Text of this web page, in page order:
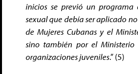
inicios se previó un programa
sexual que debía ser aplicado
de Mujeres Cubanas y el
sino también por el Ministerio
organizaciones juveniles.” (5)